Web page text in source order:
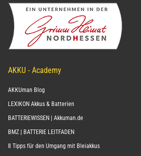
AKKU - Academy
AKKUman Blog
LEXIKON Akkus & Batterien
BATTERIEWISSEN | Akkuman.de
BMZ | BATTERIE LEITFADEN
8 Tipps für den Umgang mit Bleiakkus